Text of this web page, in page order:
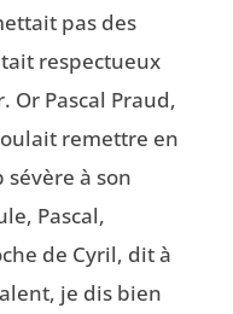
pas des
respectueux
Or Pascal Praud,
remettre en
à son
Pascal,
de Cyril, dit à
je dis bien